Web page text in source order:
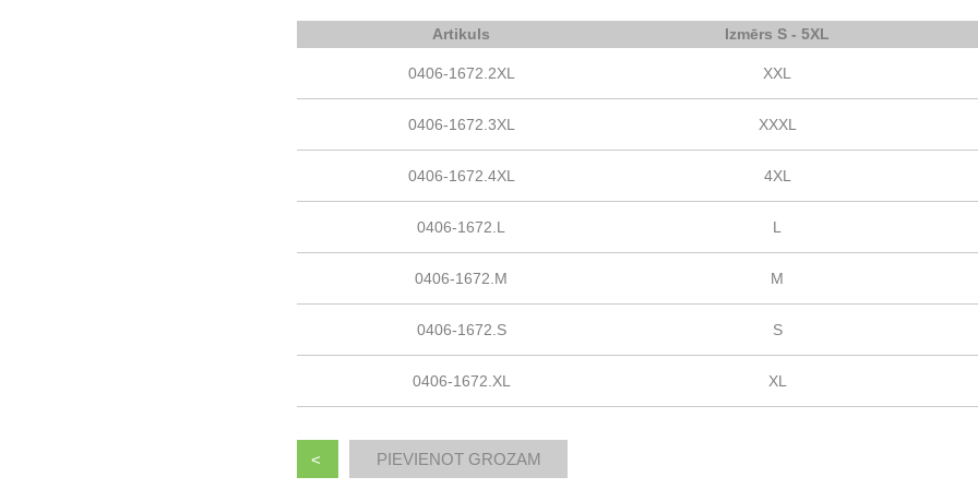
Artikuls Izmērs S - 5XL
0406-1672.2XL XXL
0406-1672.3XL XXXL
0406-1672.4XL 4XL
0406-1672.L L
0406-1672.M M
0406-1672.S S
0406-1672.XL XL
<